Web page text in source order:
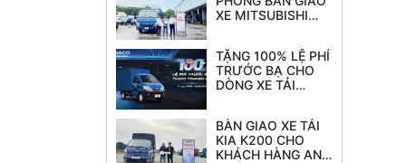
XE MITSUBISHI
thùng 6.2M
TẶNG 100% LỆ PHÍ
TRƯỚC BẠ CHO
DÒNG XE TẢI
BÀN GIAO XE TẢI
KIA K200 CHO
KHÁCH HÀNG ANH